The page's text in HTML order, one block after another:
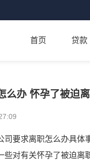
首页 贷款
么办 怀孕了被迫
司要求离职怎么办具
些对有关怀孕了被迫